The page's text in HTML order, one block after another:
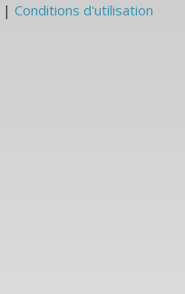
|Conditions d'utilisation